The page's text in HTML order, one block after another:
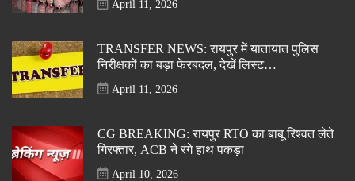
April 11, 2026
TRANSFER NEWS: रायपुर में यातायात पुलिस
निरीक्षकों का बड़ा फेरबदल, देखें लिस्ट…
April 11, 2026
CG BREAKING: रायपुर RTO का बाबू रिश्वत लेते
गिरफ्तार, ACB ने रंगे हाथ पकड़ा
April 10, 2026